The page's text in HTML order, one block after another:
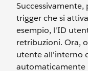
trigger che si
esempio, l'ID
retribuzioni. Ora,
utente all'interno
automaticamente